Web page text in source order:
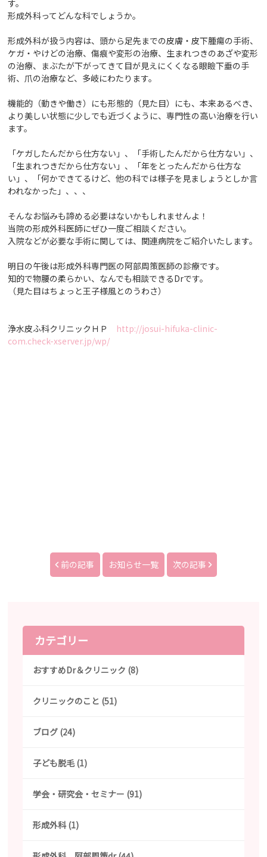
す。
形成外科ってどんな科でしょうか。
形成外科が扱う内容は、頭から足先までの皮膚・皮下腫瘍の手術、
ケガ・やけどの治療、傷痕や変形の治療、生まれつきのあざや変形
の治療、まぶたが下がってきて目が見えにくくなる眼瞼下垂の手
術、爪の治療など、多岐にわたります。
機能的（動きや働き）にも形態的（見た目）にも、本来あるべき、
より美しい状態に少しでも近づくように、専門性の高い治療を行い
ます。
「ケガしたんだから仕方ない」、「手術したんだから仕方ない」、
「生まれつきだから仕方ない」、「年をとったんだから仕方な
い」、「何かできてるけど、他の科では様子を見ましょうとしか言
われなかった」、、、
そんなお悩みも諦める必要はないかもしれませんよ！
当院の形成外科医師にぜひ一度ご相談ください。
入院などが必要な手術に関しては、関連病院をご紹介いたします。
明日の午後は形成外科専門医の阿部周策医師の診療です。
知的で物腰の柔らかい、なんでも相談できるDrです。
（見た目はちょっと王子様風とのうわさ）
浄水皮ふ科クリニックＨＰ http://josui-hifuka-clinic-
com.check-xserver.jp/wp/
前の記事 お知らせ一覧 次の記事
カテゴリー
おすすめDr＆クリニック (8)
クリニックのこと (51)
ブログ (24)
子ども脱毛 (1)
学会・研究会・セミナー (91)
形成外科 (1)